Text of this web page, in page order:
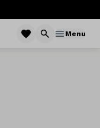
Menu